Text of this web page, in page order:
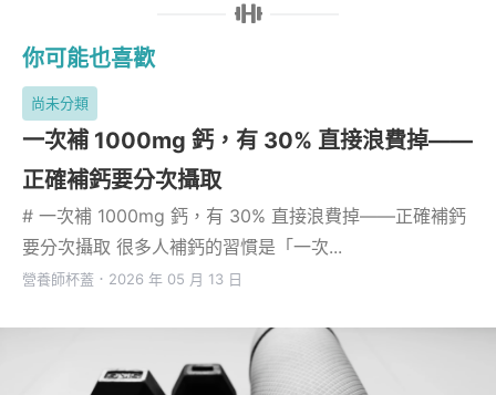
你可能也喜歡
尚未分類
一次補 1000mg 鈣，有 30% 直接浪費掉——
正確補鈣要分次攝取
# 一次補 1000mg 鈣，有 30% 直接浪費掉——正確補鈣
要分次攝取 很多人補鈣的習慣是「一次...
營養師杯蓋 ． 2026 年 05 月 13 日